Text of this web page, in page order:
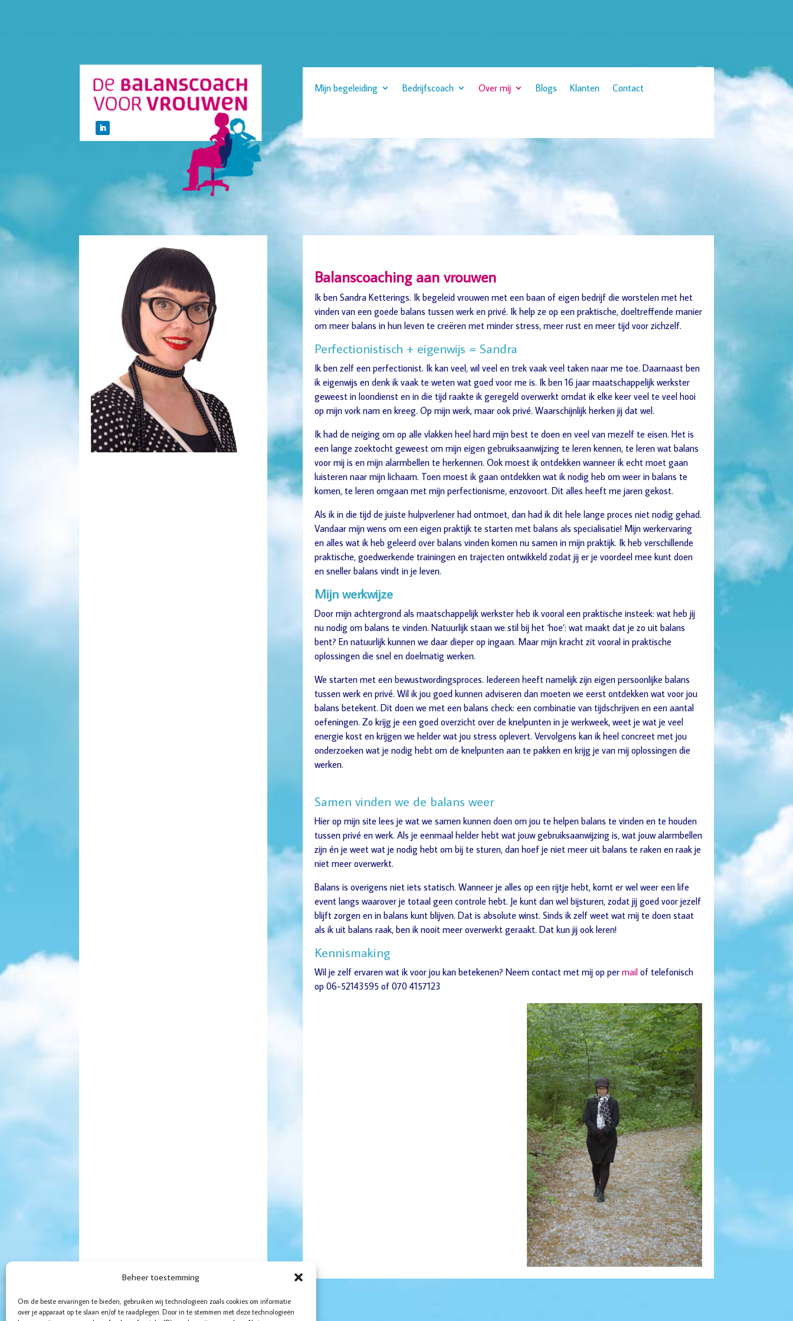
Beheer toestemming
Om de beste ervaringen te bieden, gebruiken wij technologieën zoals cookies om informatie
over je apparaat op te slaan en/of te raadplegen. Door in te stemmen met deze technologieën
Mijn begeleiding Bedrijfscoach Over mij Blogs Klanten Contact
Balanscoaching aan vrouwen
Ik ben Sandra Ketterings. Ik begeleid vrouwen met een baan of eigen bedrijf die worstelen met het
vinden van een goede balans tussen werk en privé. Ik help ze op een praktische, doeltreffende manier
om meer balans in hun leven te creëren met minder stress, meer rust en meer tijd voor zichzelf.
Perfectionistisch + eigenwijs = Sandra
Ik ben zelf een perfectionist. Ik kan veel, wil veel en trek vaak veel taken naar me toe. Daarnaast ben
ik eigenwijs en denk ik vaak te weten wat goed voor me is. Ik ben 16 jaar maatschappelijk werkster
geweest in loondienst en in die tijd raakte ik geregeld overwerkt omdat ik elke keer veel te veel hooi
op mijn vork nam en kreeg. Op mijn werk, maar ook privé. Waarschijnlijk herken jij dat wel.
Ik had de neiging om op alle vlakken heel hard mijn best te doen en veel van mezelf te eisen. Het is
een lange zoektocht geweest om mijn eigen gebruiksaanwijzing te leren kennen, te leren wat balans
voor mij is en mijn alarmbellen te herkennen. Ook moest ik ontdekken wanneer ik echt moet gaan
luisteren naar mijn lichaam. Toen moest ik gaan ontdekken wat ik nodig heb om weer in balans te
komen, te leren omgaan met mijn perfectionisme, enzovoort. Dit alles heeft me jaren gekost.
Als ik in die tijd de juiste hulpverlener had ontmoet, dan had ik dit hele lange proces niet nodig gehad.
Vandaar mijn wens om een eigen praktijk te starten met balans als specialisatie! Mijn werkervaring
en alles wat ik heb geleerd over balans vinden komen nu samen in mijn praktijk. Ik heb verschillende
praktische, goedwerkende trainingen en trajecten ontwikkeld zodat jij er je voordeel mee kunt doen
en sneller balans vindt in je leven.
Mijn werkwijze
Door mijn achtergrond als maatschappelijk werkster heb ik vooral een praktische insteek: wat heb jij
nu nodig om balans te vinden. Natuurlijk staan we stil bij het ‘hoe’: wat maakt dat je zo uit balans
bent? En natuurlijk kunnen we daar dieper op ingaan. Maar mijn kracht zit vooral in praktische
oplossingen die snel en doelmatig werken.
We starten met een bewustwordingsproces. Iedereen heeft namelijk zijn eigen persoonlijke balans
tussen werk en privé. Wil ik jou goed kunnen adviseren dan moeten we eerst ontdekken wat voor jou
balans betekent. Dit doen we met een balans check: een combinatie van tijdschrijven en een aantal
oefeningen. Zo krijg je een goed overzicht over de knelpunten in je werkweek, weet je wat je veel
energie kost en krijgen we helder wat jou stress oplevert. Vervolgens kan ik heel concreet met jou
onderzoeken wat je nodig hebt om de knelpunten aan te pakken en krijg je van mij oplossingen die
werken.
Samen vinden we de balans weer
Hier op mijn site lees je wat we samen kunnen doen om jou te helpen balans te vinden en te houden
tussen privé en werk. Als je eenmaal helder hebt wat jouw gebruiksaanwijzing is, wat jouw alarmbellen
zijn én je weet wat je nodig hebt om bij te sturen, dan hoef je niet meer uit balans te raken en raak je
niet meer overwerkt.
Balans is overigens niet iets statisch. Wanneer je alles op een rijtje hebt, komt er wel weer een life
event langs waarover je totaal geen controle hebt. Je kunt dan wel bijsturen, zodat jij goed voor jezelf
blijft zorgen en in balans kunt blijven. Dat is absolute winst. Sinds ik zelf weet wat mij te doen staat
als ik uit balans raak, ben ik nooit meer overwerkt geraakt. Dat kun jij ook leren!
Kennismaking
Wil je zelf ervaren wat ik voor jou kan betekenen? Neem contact met mij op per mail of telefonisch
op 06-52143595 of 070 4157123